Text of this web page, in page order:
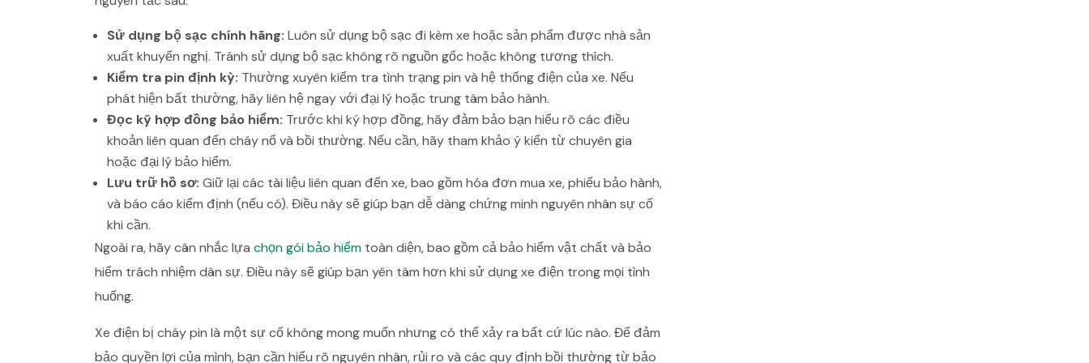
Sử dụng bộ sạc chính hãng: Luôn sử dụng bộ sạc đi kèm xe hoặc sản phẩm được nhà sản
xuất khuyến nghị. Tránh sử dụng bộ sạc không rõ nguồn gốc hoặc không tương thích.
Kiểm tra pin định kỳ: Thường xuyên kiểm tra tình trạng pin và hệ thống điện của xe. Nếu
phát hiện bất thường, hãy liên hệ ngay với đại lý hoặc trung tâm bảo hành.
Đọc kỹ hợp đồng bảo hiểm: Trước khi ký hợp đồng, hãy đảm bảo bạn hiểu rõ các điều
khoản liên quan đến cháy nổ và bồi thường. Nếu cần, hãy tham khảo ý kiến từ chuyên gia
hoặc đại lý bảo hiểm.
Lưu trữ hồ sơ: Giữ lại các tài liệu liên quan đến xe, bao gồm hóa đơn mua xe, phiếu bảo hành,
và báo cáo kiểm định (nếu có). Điều này sẽ giúp bạn dễ dàng chứng minh nguyên nhân sự cố
khi cần.
Ngoài ra, hãy cân nhắc lựa chọn gói bảo hiểm toàn diện, bao gồm cả bảo hiểm vật chất và bảo
hiểm trách nhiệm dân sự. Điều này sẽ giúp bạn yên tâm hơn khi sử dụng xe điện trong mọi tình
huống.
Xe điện bị cháy pin là một sự cố không mong muốn nhưng có thể xảy ra bất cứ lúc nào. Để đảm
bảo quyền lợi của mình, bạn cần hiểu rõ nguyên nhân, rủi ro và các quy định bồi thường từ bảo